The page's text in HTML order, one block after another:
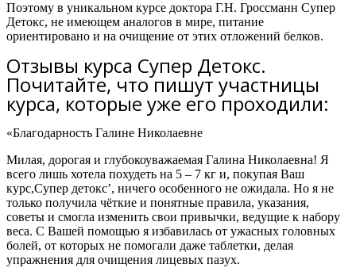
Поэтому в уникальном курсе доктора Г.Н. Гроссманн Супер
Детокс, не имеющем аналогов в мире, питание
ориентировано и на очищение от этих отложений белков.
Отзывы курса Супер Детокс.
Почитайте, что пишут участницы
курса, которые уже его проходили:
«Благодарность Галине Николаевне
Милая, дорогая и глубокоуважаемая Галина Николаевна! Я
всего лишь хотела похудеть на 5 – 7 кг и, покупая Ваш
курс,Супер детокс’, ничего особенного не ожидала. Но я не
только получила чёткие и понятные правила, указания,
советы и смогла изменить свои привычки, ведущие к набору
веса. С Вашей помощью я избавилась от ужасных головных
болей, от которых не помогали даже таблетки, делая
упражнения для очищения лицевых пазух.